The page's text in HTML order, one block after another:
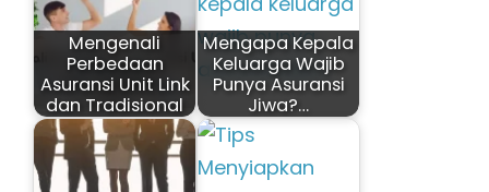
Mengenali
Perbedaan
Asuransi Unit Link
dan Tradisional
Mengapa Kepala
Keluarga Wajib
Punya Asuransi
Jiwa?…